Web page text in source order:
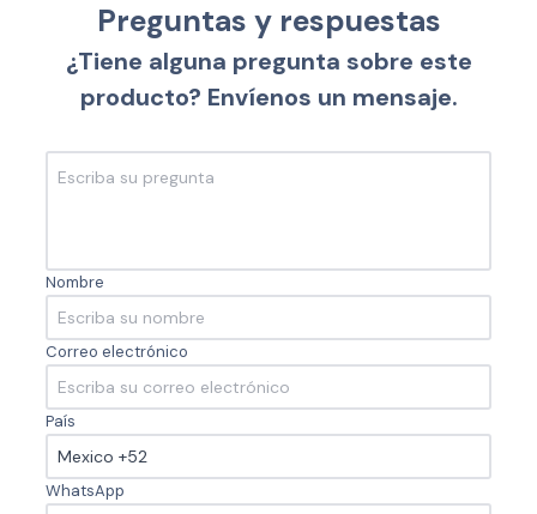
Preguntas y respuestas
¿Tiene alguna pregunta sobre este
producto? Envíenos un mensaje.
Nombre
Correo electrónico
País
WhatsApp